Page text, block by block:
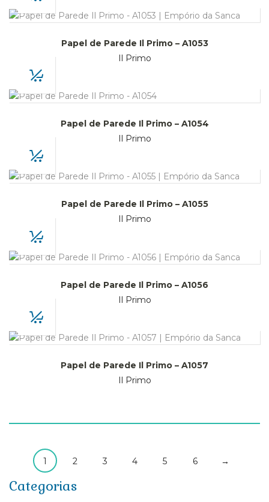
Papel de Parede Il Primo – A1053
Il Primo
Papel de Parede Il Primo – A1054
Il Primo
Papel de Parede Il Primo – A1055
Il Primo
Papel de Parede Il Primo – A1056
Il Primo
Papel de Parede Il Primo – A1057
Il Primo
1 2 3 4 5 6 →
Categorias